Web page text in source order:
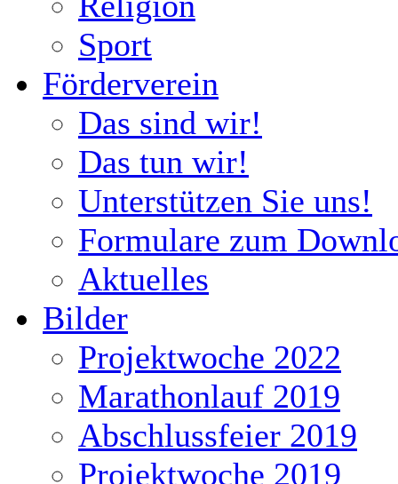
Sport
Förderverein
Das sind wir!
Das tun wir!
Unterstützen Sie uns!
Formulare zum
Aktuelles
Bilder
Projektwoche 2022
Marathonlauf 2019
Abschlussfeier 2019
Projektwoche 2019